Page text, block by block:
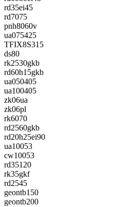
rd35ei45
rd7075
pnh8060v
ua075425
TFIX8S315
ds80
rk2530gkb
rd60h15gkb
ua050405
ua100405
zk06ua
zk06pl
rk6070
rd2560gkb
rd20h25ei90
ua10053
cw10053
rd35120
rk35gkf
rd2545
geontb150
geontb200